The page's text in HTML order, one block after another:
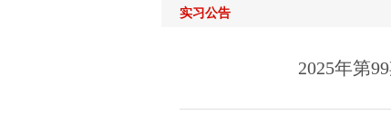
实习公告
2025年第